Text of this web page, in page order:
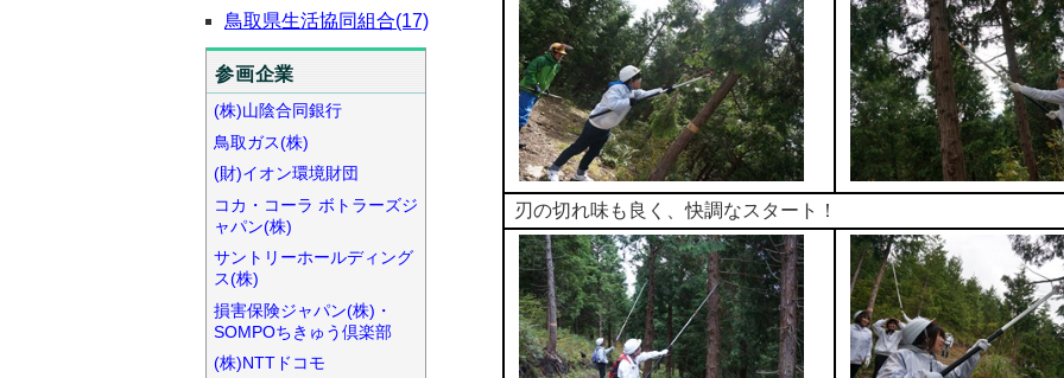
鳥取県生活協同組合(17)
参画企業
(株)山陰合同銀行
鳥取ガス(株)
(財)イオン環境財団
コカ・コーラ ボトラーズジ
ャパン(株)
サントリーホールディング
ス(株)
損害保険ジャパン(株)・
SOMPOちきゅう倶楽部
(株)NTTドコモ
刃の切れ味も良く、快調なスタート！